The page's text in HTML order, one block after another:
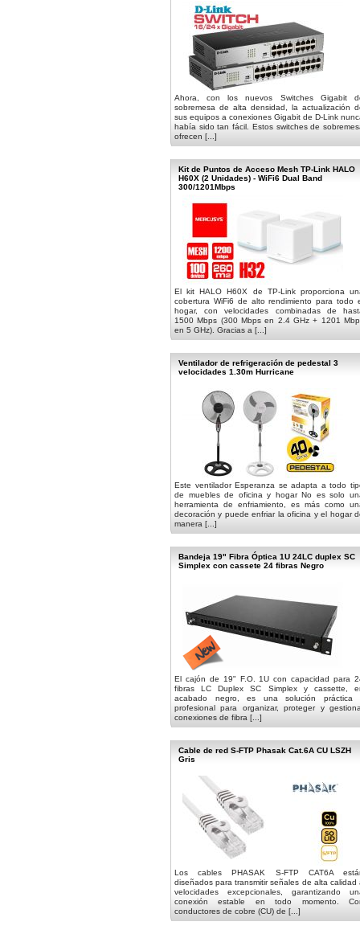
Ahora, con los nuevos Switches Gigabit
sobremesa de alta densidad, la actualización
sus equipos a conexiones Gigabit de D-Link
había sido tan fácil. Estos switches de
ofrecen [...]
Kit de Puntos de Acceso Mesh TP-Link HALO
H60X (2 Unidades) - WiFi6 Dual Band
300/1201Mbps
El kit HALO H60X de TP-Link proporciona
cobertura WiFi6 de alto rendimiento para todo
hogar, con velocidades combinadas de
1500 Mbps (300 Mbps en 2.4 GHz + 1201
en 5 GHz). Gracias a [...]
Ventilador de refrigeración de pedestal 3
velocidades 1.30m Hurricane
Este ventilador Esperanza se adapta a todo
de muebles de oficina y hogar No es solo
herramienta de enfriamiento, es más como
decoración y puede enfriar la oficina y el hogar
manera [...]
Bandeja 19" Fibra Óptica 1U 24LC duplex SC
Simplex con cassete 24 fibras Negro
El cajón de 19" F.O. 1U con capacidad para
fibras LC Duplex SC Simplex y cassette,
acabado negro, es una solución práctica
profesional para organizar, proteger y
conexiones de fibra [...]
Cable de red S-FTP Phasak Cat.6A CU LSZH
Gris
Los cables PHASAK S-FTP CAT6A
diseñados para transmitir señales de alta calidad
velocidades excepcionales, garantizando
conexión estable en todo momento.
conductores de cobre (CU) de [...]